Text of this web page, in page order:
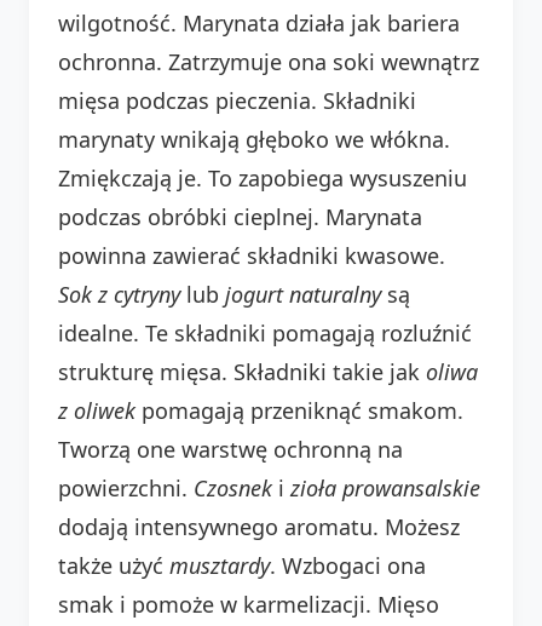
wilgotność. Marynata działa jak bariera
ochronna. Zatrzymuje ona soki wewnątrz
mięsa podczas pieczenia. Składniki
marynaty wnikają głęboko we włókna.
Zmiękczają je. To zapobiega wysuszeniu
podczas obróbki cieplnej. Marynata
powinna zawierać składniki kwasowe.
Sok z cytrynylub jogurt naturalnysą
idealne. Te składniki pomagają rozluźnić
strukturę mięsa. Składniki takie jak oliwa
z oliwek pomagają przeniknąć smakom.
Tworzą one warstwę ochronną na
powierzchni. Czosnek i zioła prowansalskie
dodają intensywnego aromatu. Możesz
także użyć musztardy. Wzbogaci ona
smak i pomoże w karmelizacji. Mięso